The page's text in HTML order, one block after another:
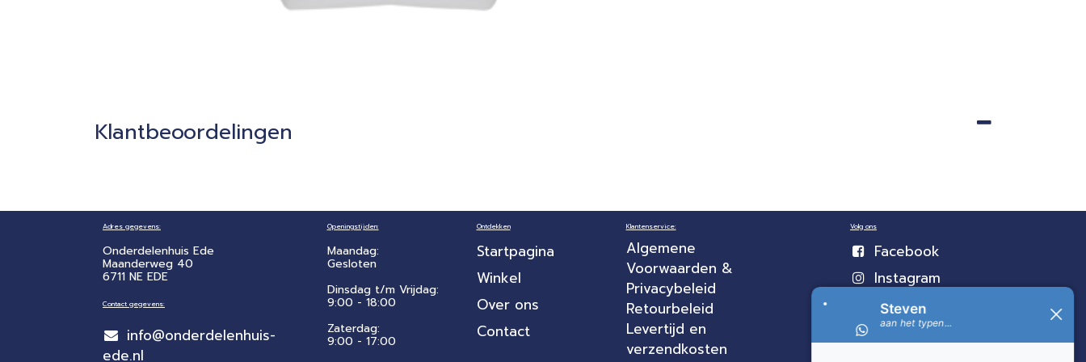
Klantbeoordelingen
Adres gegevens:
Onderdelenhuis Ede
Maanderweg 40
6711 NE EDE
Contact gegevens:
info@onderdelenhuis-
ede.nl
Openingstijden:
Maandag:
Gesloten
Dinsdag t/m Vrijdag:
9:00 - 18:00
Zaterdag:
​9:00 - 17:00
Ontdekken
Startpagina
Winkel
Over ons
Contact
Klantenservice:
Algemene
Voorwaarden &
Privacybeleid
Retourbeleid
Levertijd en
verzendkosten
Volg ons
Facebook
Instagram